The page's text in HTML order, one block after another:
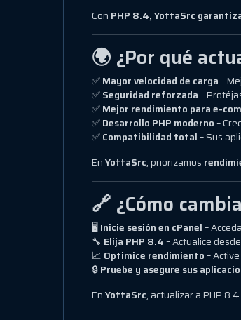
Con PHP 8.4, YottaSrc
🌍 ¿Por qué
✅Mayor velocidad de carga–
✅Seguridad reforzada–
✅Mejor rendimiento para e-
✅Desarrollo PHP moderno–
✅Compatibilidad total– Sus
EnYottaSrc, priorizamos
🔗 ¿Cómo
🖥 Inicie sesión en cPanel–
🔧 Elija PHP 8.4– Actualice desde
📈 Optimice rendimiento– Active
🔒Pruebe y asegure sus
EnYottaSrc, actualizar a PHP